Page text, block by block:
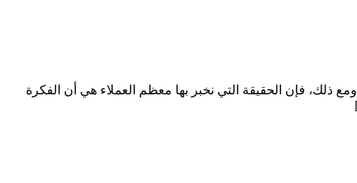
ذلك، فإن الحقيقة التي نخبر بها معظم العملاء هي أن الفكرة